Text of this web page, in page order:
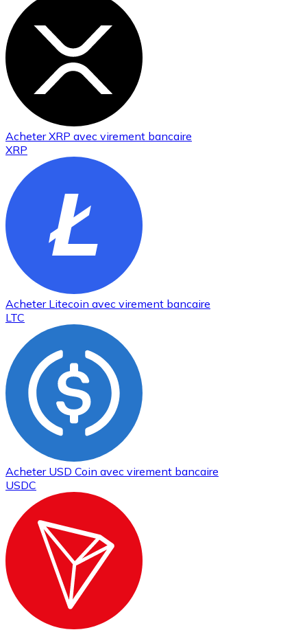
AcheterXRP avec virement bancaire
XRP
Acheter Litecoin avec virement bancaire
LTC
Acheter USD Coin avec virement bancaire
USDC